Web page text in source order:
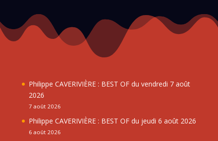
Philippe CAVERIVIÈRE : BEST OF du vendredi 7 août
2026
7 août 2026
Philippe CAVERIVIÈRE : BEST OF du jeudi 6 août 2026
6 août 2026